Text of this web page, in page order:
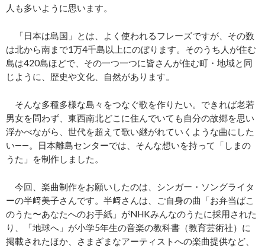
人も多いように思います。
「日本は島国」とは、よく使われるフレーズですが、その数
は北から南まで1万4千島以上にのぼります。そのうち人が住む
島は420島ほどで、その一つ一つに皆さんが住む町・地域と同
じように、歴史や文化、自然があります。
そんな多種多様な島々をつなぐ歌を作りたい。できれば老若
男女を問わず、東西南北どこに住んでいても自分の故郷を思い
浮かべながら、世代を超えて歌い継がれていくような曲にした
い――。日本離島センターでは、そんな想いを持って「しまの
うた」を制作しました。
今回、楽曲制作をお願いしたのは、シンガー・ソングライタ
ーの半﨑美子さんです。半﨑さんは、ご自身の曲「お弁当ばこ
のうた〜あなたへのお手紙」がNHKみんなのうたに採用された
り、「地球へ」が小学5年生の音楽の教科書（教育芸術社）に
掲載されたほか、さまざまなアーティストへの楽曲提供など、